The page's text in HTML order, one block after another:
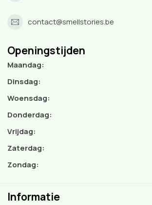
contact@smellstories.be
Openingstijden
Maandag:
Dinsdag:
Woensdag:
Donderdag:
Vrijdag:
Zaterdag:
Zondag:
Informatie